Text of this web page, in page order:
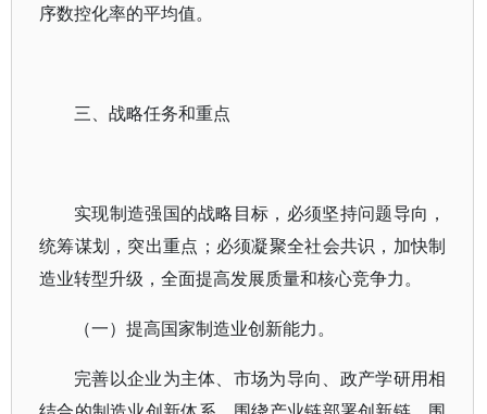
序数控化率的平均值。
三、战略任务和重点
实现制造强国的战略目标，必须坚持问题导向，
统筹谋划，突出重点；必须凝聚全社会共识，加快制
造业转型升级，全面提高发展质量和核心竞争力。
（一）提高国家制造业创新能力。
完善以企业为主体、市场为导向、政产学研用相